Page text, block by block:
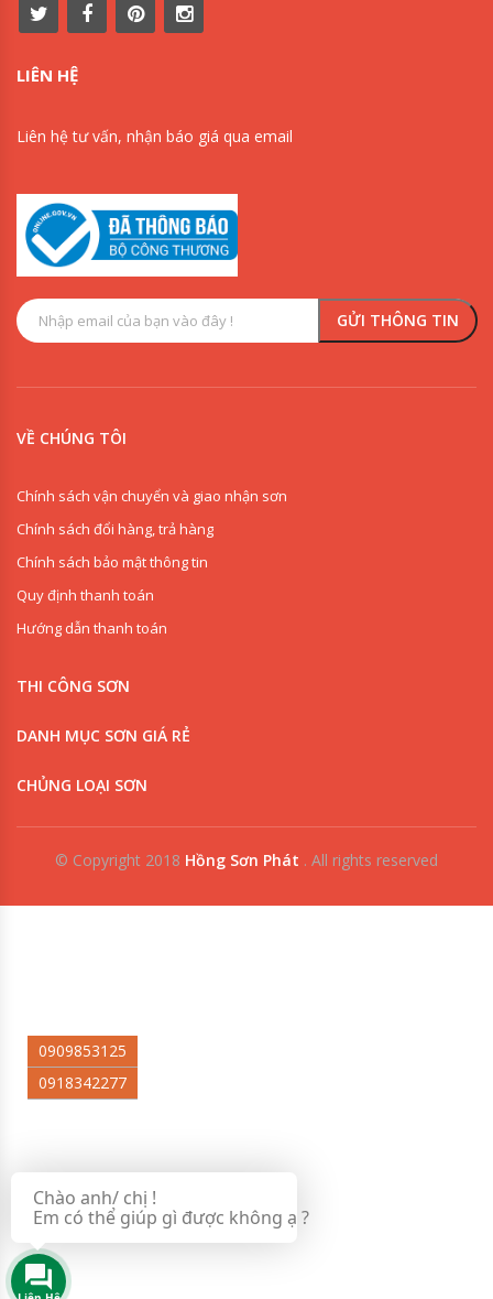
LIÊN HỆ
Liên hệ tư vấn, nhận báo giá qua email
VỀ CHÚNG TÔI
Chính sách vận chuyển và giao nhận sơn
Chính sách đổi hàng, trả hàng
Chính sách bảo mật thông tin
Quy định thanh toán
Hướng dẫn thanh toán
THI CÔNG SƠN
DANH MỤC SƠN GIÁ RẺ
CHỦNG LOẠI SƠN
© Copyright 2018 Hồng Sơn Phát . All rights reserved
0909853125
0918342277
Chào anh/ chị !
Em có thể giúp gì được không ạ ?